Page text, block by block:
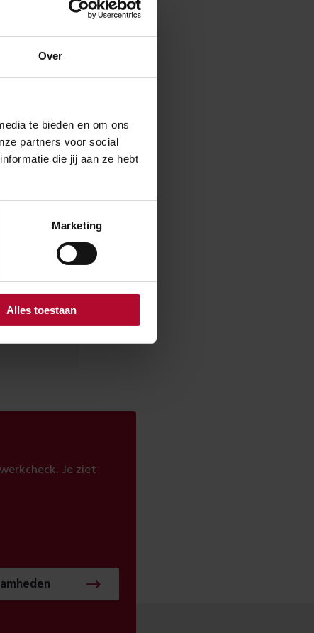
Over
te bieden en om ons
partners voor social
die jij aan ze hebt
Marketing
Alles toestaan
30
bij het
Nee
Je ziet